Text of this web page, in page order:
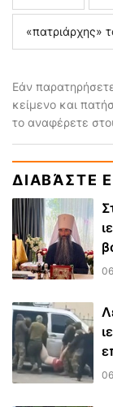
«πατριάρχης»
Εάν
κείμενο και
το αναφέρετε
ΔΙΑΒΆΣΤΕ